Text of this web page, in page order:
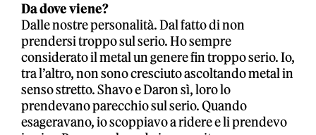
Da dove viene?
Dalle nostre personalità. Dal fatto di non
prendersi troppo sul serio. Ho sempre
considerato il metal un genere fin troppo serio. Io,
tra l’altro, non sono cresciuto ascoltando metal in
senso stretto. Shavo e Daron sì, loro lo
prendevano parecchio sul serio. Quando
esageravano, io scoppiavo a ridere e li prendevo